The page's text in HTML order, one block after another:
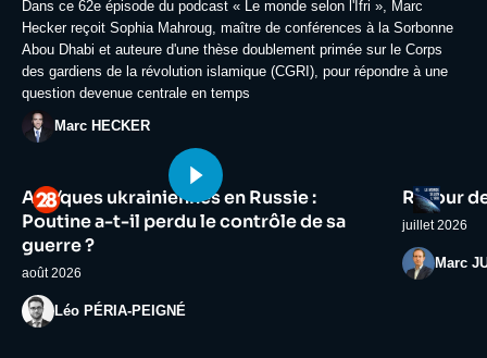
Accroche
Dans ce 62e épisode du podcast « Le monde selon l'Ifri », Marc
Hecker reçoit Sophia Mahroug, maître de conférences à la Sorbonne
Abou Dhabi et auteure d'une thèse doublement primée sur le Corps
des gardiens de la révolution islamique (CGRI), pour répondre à une
question devenue centrale en temps
PhotoMarc HECKER
Logo
Image
principale
médiatique
Attaques ukrainiennes en Russie :
Poutine a-t-il perdu le contrôle de sa
guerre ?
août 2026
PhotoLéo PÉRIA-PEIGNÉ
Logo
Image
principale
Retour
juillet 2026
PhotoMarc